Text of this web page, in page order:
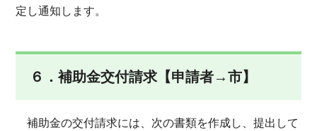
定し通知します。
６．補助金交付請求【申請者→市】
補助金の交付請求には、次の書類を作成し、提出して